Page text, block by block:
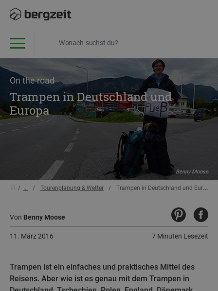
On the road
Trampen in Deutschland und
Europa
Benny Moose
... Tourenplanung & Wetter Trampen in Deutschland und Europa
Von Benny Moose
7 Minuten Lesezeit
11. März 2016
Trampen ist ein einfaches und praktisches Mittel des
Reisens. Aber wie ist es genau mit dem Trampen in